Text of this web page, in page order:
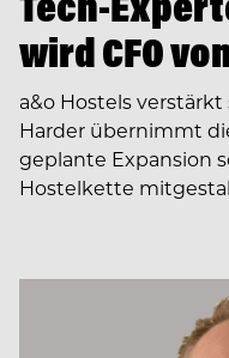
wird CFO
a&o Hostels
Harder übernimmt
geplante Expansion
Hostelkette